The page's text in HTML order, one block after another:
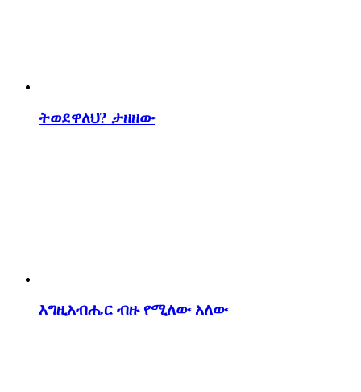
ትወደዋለህ? ታዘዘው
እግዚአብሔር ብዙ የሚለው አለው